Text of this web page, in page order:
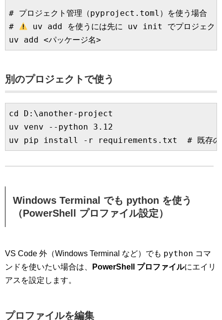
# プロジェクト管理（pyproject.toml）を使う場合
#
uv add を使うには先に uv init でプロジェクト
別のプロジェクトで使う
cd D:\another-project
uv venv --python 3.12
Windows Terminal でも python を使う
（PowerShell プロファイル設定）
VS Code 外（Windows Terminal など）でも python コマ
ンドを使いたい場合は、
PowerShell プロファイルにエイリ
アスを設定します。
プロファイルを編集